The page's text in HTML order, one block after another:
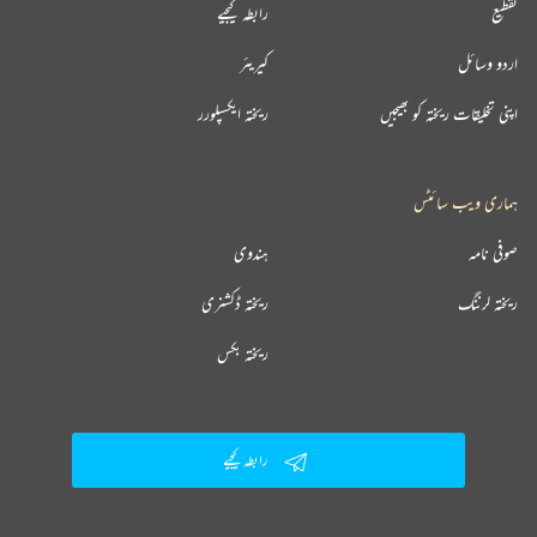
تقطیع
اردو وسائل
اپنی تخلیقات ریختہ کو بھیجیں
رابطہ کیجیے
کیریئر
ریختہ ایکسپلورر
ہماری ویب سائٹس
ہندوی صوفی نامہ
ریختہ ڈکشنری ریختہ لرننگ
ریختہ بکس
رابطہ کیجیے